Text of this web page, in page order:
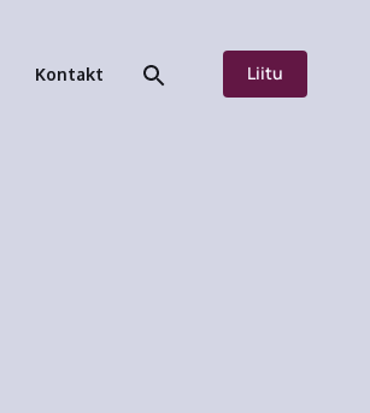
Kontakt Liitu